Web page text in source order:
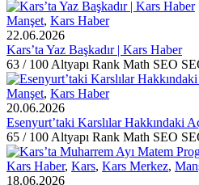
Manşet, Kars Haber
22.06.2026
Kars’ta Yaz Başkadır | Kars Haber
63 / 100 Altyapı Rank Math SEO
Manşet, Kars Haber
20.06.2026
Esenyurt’taki Karslılar Hakkındaki
65 / 100 Altyapı Rank Math SEO
Kars Haber, Kars, Kars Merkez,
18.06.2026